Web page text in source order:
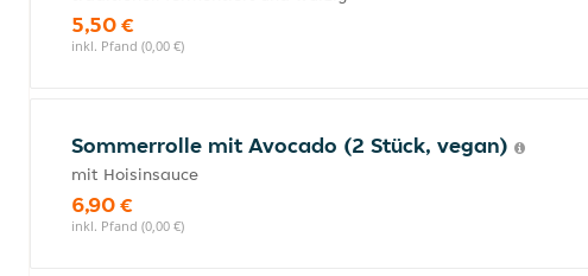
5,50 €
inkl. Pfand (0,00 €)
Sommerrolle mit Avocado (2 Stück, vegan)
mit Hoisinsauce
6,90 €
inkl. Pfand (0,00 €)